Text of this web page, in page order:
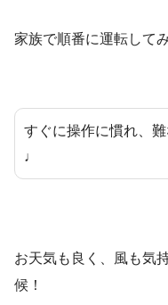
家族で順番に運転して
すぐに操作に慣れ、
♩
お天気も良く、風も気
候！